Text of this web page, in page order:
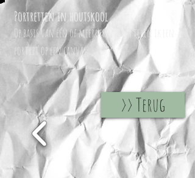
Portretten in houtskool
Op basis van één of meerdere foto's teken ik een
portret op een canvas.
>> Terug